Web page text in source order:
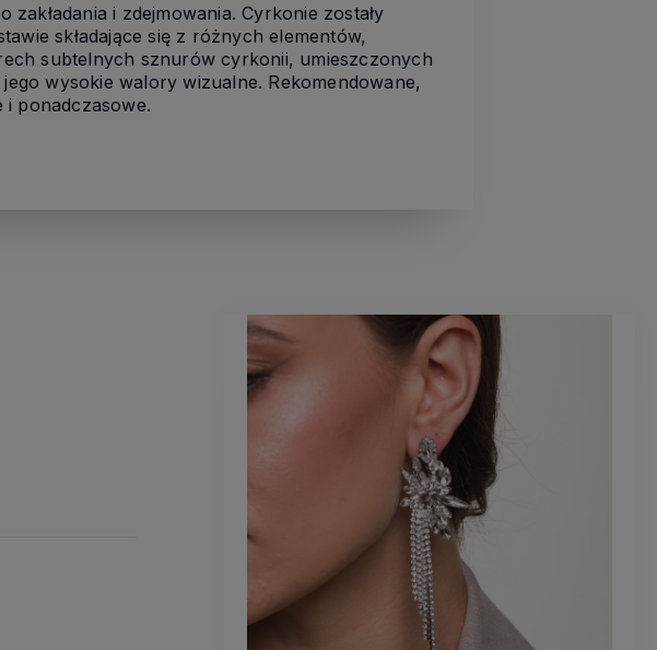
zakładania i zdejmowania. Cyrkonie zostały
składające się z różnych elementów,
subtelnych sznurów cyrkonii, umieszczonych
wysokie walory wizualne. Rekomendowane,
ponadczasowe.